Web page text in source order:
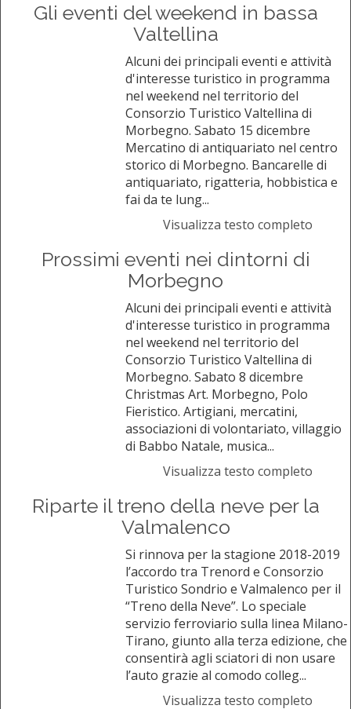
Gli eventi del weekend in bassa
Valtellina
Alcuni dei principali eventi e attività
d'interesse turistico in programma
nel weekend nel territorio del
Consorzio Turistico Valtellina di
Morbegno. Sabato 15 dicembre
Mercatino di antiquariato nel centro
storico di Morbegno. Bancarelle di
antiquariato, rigatteria, hobbistica e
fai da te lung...
Visualizza testo completo
Prossimi eventi nei dintorni di
Morbegno
Alcuni dei principali eventi e attività
d'interesse turistico in programma
nel weekend nel territorio del
Consorzio Turistico Valtellina di
Morbegno. Sabato 8 dicembre
Christmas Art. Morbegno, Polo
Fieristico. Artigiani, mercatini,
associazioni di volontariato, villaggio
di Babbo Natale, musica...
Visualizza testo completo
Riparte il treno della neve per la
Valmalenco
Si rinnova per la stagione 2018-2019
l’accordo tra Trenord e Consorzio
Turistico Sondrio e Valmalenco per il
“Treno della Neve”. Lo speciale
servizio ferroviario sulla linea Milano-
Tirano, giunto alla terza edizione, che
consentirà agli sciatori di non usare
l’auto grazie al comodo colleg...
Visualizza testo completo